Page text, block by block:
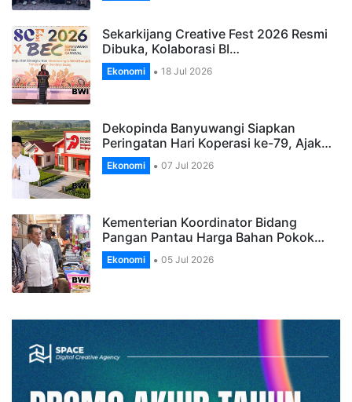
Sekarkijang Creative Fest 2026 Resmi
Dibuka, Kolaborasi BI…
Ekonomi 18 Jul 2026
Dekopinda Banyuwangi Siapkan
Peringatan Hari Koperasi ke-79, Ajak…
Ekonomi 07 Jul 2026
Kementerian Koordinator Bidang
Pangan Pantau Harga Bahan Pokok…
Ekonomi 05 Jul 2026